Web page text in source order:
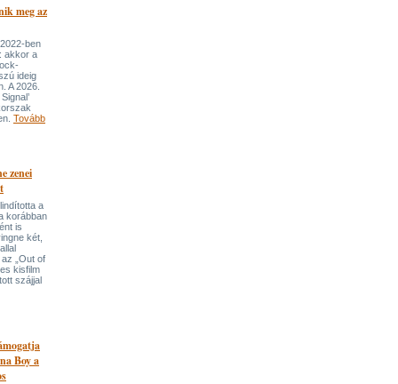
meg az
ben
akkor a
ideig
A 2026.
Tovább
zenei
a
korábban
is
két,
„Out of
kisfilm
szájjal
Boy a